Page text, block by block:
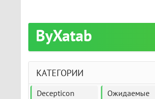
ByXatab
КАТЕГОРИИ
Decepticon Ожидаемые